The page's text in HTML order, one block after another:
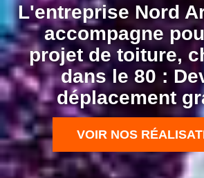
L'entreprise Nord
accompagne
projet de toiture,
dans le 80 :
déplacement
VOIR NOS